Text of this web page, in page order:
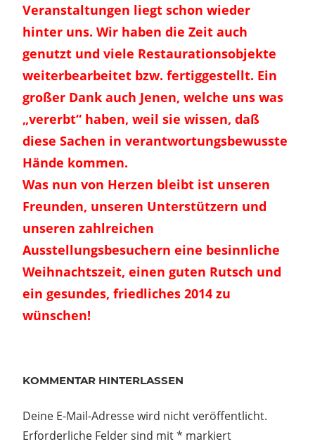
Veranstaltungen liegt schon wieder
hinter uns. Wir haben die Zeit auch
genutzt und viele Restaurationsobjekte
weiterbearbeitet bzw. fertiggestellt. Ein
großer Dank auch Jenen, welche uns was
„vererbt“ haben, weil sie wissen, daß
diese Sachen in verantwortungsbewusste
Hände kommen.
Was nun von Herzen bleibt ist unseren
Freunden, unseren Unterstützern und
unseren zahlreichen
Ausstellungsbesuchern eine besinnliche
Weihnachtszeit, einen guten Rutsch und
ein gesundes, friedliches 2014 zu
wünschen!
Beitragsnavigation
Motor
überholt
KOMMENTAR HINTERLASSEN
Deine E-Mail-Adresse wird nicht veröffentlicht.
Erforderliche Felder sind mit* markiert